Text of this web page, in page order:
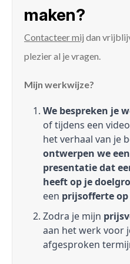
maken?
Contacteer mij dan
plezier al je vragen.
Mijn werkwijze?
We bespreken je
of tijdens een
het verhaal van je
ontwerpen we
presentatie dat
heeft op je
een prijsofferte
Zodra je mijn
aan het werk voor
afgesproken